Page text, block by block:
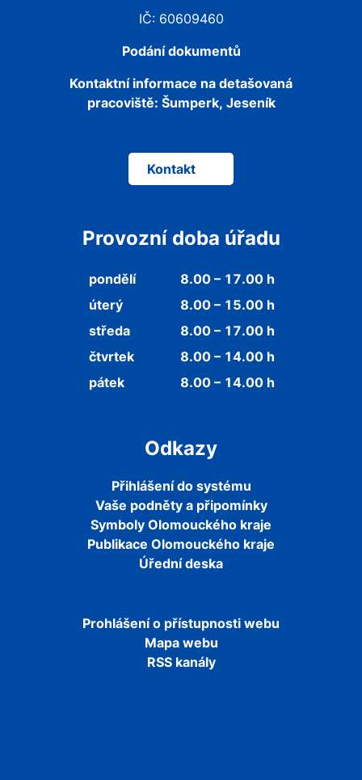
IČ: 60609460
Podání dokumentů
Kontaktní informace na detašovaná
pracoviště: Šumperk, Jeseník
Kontakt
Provozní doba úřadu
pondělí
8.00 – 17.00 h
úterý
8.00 – 15.00 h
středa
8.00 – 17.00 h
čtvrtek
8.00 – 14.00 h
pátek
8.00 – 14.00 h
Odkazy
Přihlášení do systému
Vaše podněty a připomínky
Symboly Olomouckého kraje
Publikace Olomouckého kraje
Úřední deska
Prohlášení o přístupnosti webu
Mapa webu
RSS kanály